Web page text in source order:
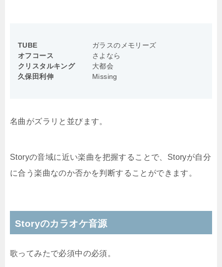
TUBE
ガラスのメモリーズ
オフコース
さよなら
クリスタルキング
大都会
久保田利伸
Missing
名曲がズラリと並びます。
Storyの音域に近い楽曲を把握することで、Storyが自分
に合う楽曲なのか否かを判断することができます。
Storyのカラオケ音源
歌ってみたで必須中の必須。